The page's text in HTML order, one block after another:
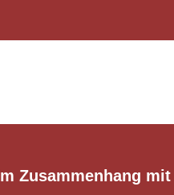
Zusammenhang